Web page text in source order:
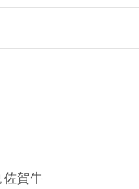
佐賀牛